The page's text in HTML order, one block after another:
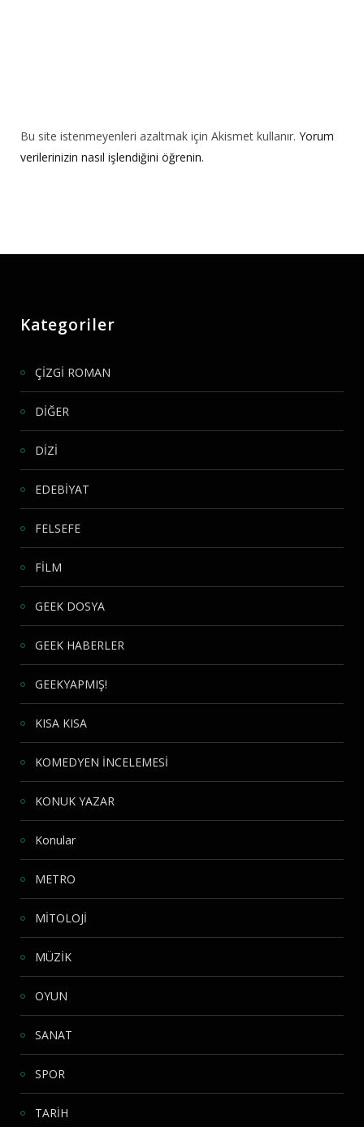
Bu site istenmeyenleri azaltmak için Akismet kullanır. Yorum
verilerinizin nasıl işlendiğini öğrenin.
Kategoriler
ÇİZGİ ROMAN
DİĞER
DİZİ
EDEBİYAT
FELSEFE
FİLM
GEEK DOSYA
GEEK HABERLER
GEEKYAPMIŞ!
KISA KISA
KOMEDYEN İNCELEMESİ
KONUK YAZAR
Konular
METRO
MİTOLOJİ
MÜZİK
OYUN
SANAT
SPOR
TARİH